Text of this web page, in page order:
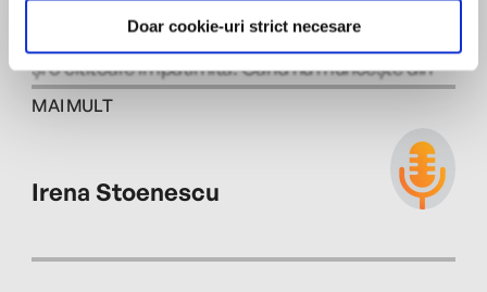
Doar cookie-uri strict necesare
University. Este nu doar o scriitoare ambițioasă, ci
și o cititoare împătimită. Când nu muncește din
greu la propriile romane, Laura lucrează la o
bibliotecă publică, ai cărei clienți o inspiră mereu.
Locuiește în St. Louis, alături de soțul ei muzician,
de câinele lor nevrotic și de o pisică psihotică.
MAI MULT
Irena Stoenescu